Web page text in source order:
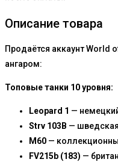
Описание товара
Продаётся аккаунт World
ангаром:
Топовые танки 10 уровня:
Leopard 1 —
Strv 103B —
M60 —
FV215b (183) —